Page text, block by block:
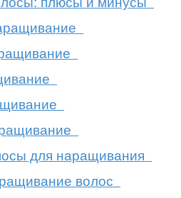
для наращивания
волос